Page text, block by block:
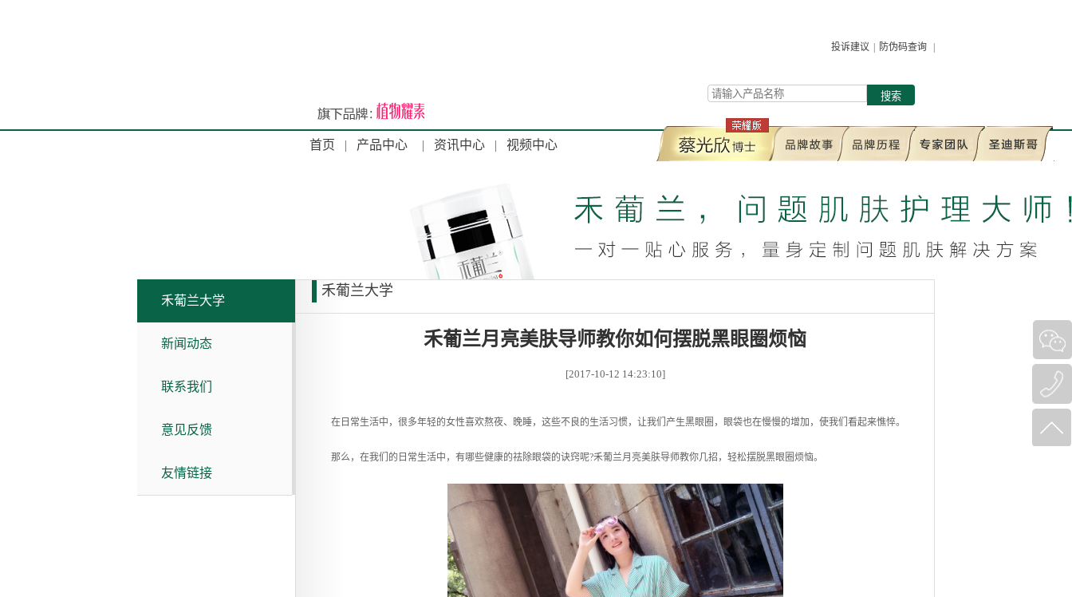
投诉建议 防伪码查询
搜索
首页 | 产品中心 | 资讯中心 | 视频中心
禾葡兰大学
新闻动态
联系我们
意见反馈
友情链接
禾葡兰大学
禾葡兰月亮美肤导师教你如何摆脱黑眼圈烦恼
[2017-10-12 14:23:10]
在日常生活中，很多年轻的女性喜欢熬夜、晚睡，这些不良的生活习惯，让我们产生黑眼圈，眼袋也在慢慢的增加，使我们看起来憔悴。
那么，在我们的日常生活中，有哪些健康的祛除眼袋的诀窍呢?禾葡兰月亮美肤导师教你几招，轻松摆脱黑眼圈烦恼。